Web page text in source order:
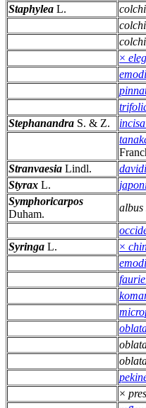
Staphylea L.
×
emodi
Stephanandra S. & Z. incisa
Stranvaesia Lindl.
Styrax L.
Symphoricarpos
Duham.
albus
Syringa L. ×
emodi
×